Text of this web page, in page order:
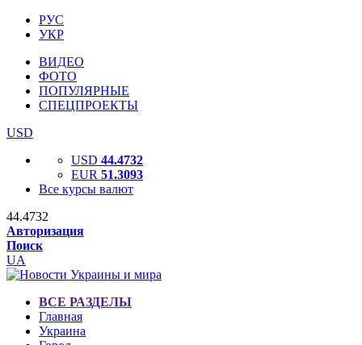
РУС
УКР
ВИДЕО
ФОТО
ПОПУЛЯРНЫЕ
СПЕЦПРОЕКТЫ
USD
USD 44.4732
EUR 51.3093
Все курсы валют
44.4732
Авторизация
Поиск
UA
ВСЕ РАЗДЕЛЫ
Главная
Украина